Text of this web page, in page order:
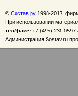
© Состав.ру 1998-2017,
При использовании
тел/факс: +7 (495) 230 0597
Администрация Sostav.ru